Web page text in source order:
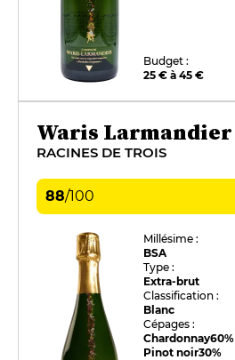
Budget :
25 € à 45 €
Waris Larmandier
RACINES DE TROIS
88/100
Millésime :
BSA
Type :
Extra-brut
Classification :
Blanc
Cépages :
Chardonnay60%
Pinot noir30%